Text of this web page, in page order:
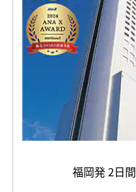
福岡発 2日間